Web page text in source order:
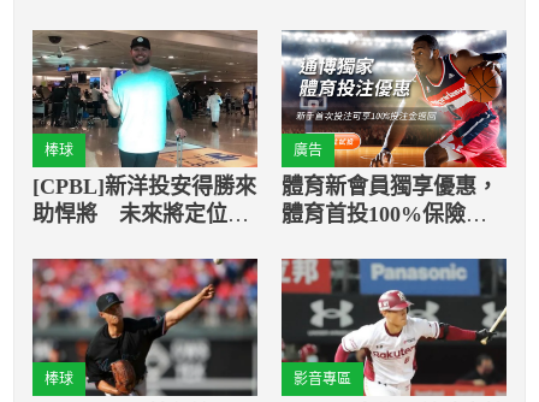
棒球
[CPBL]新洋投安得勝來
助悍將 未來將定位為
廣告
體育新會員獨享優惠，
體育首投100%保險返
棒球 影音專區